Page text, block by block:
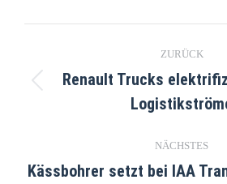
ZURÜCK
Renault Trucks
NÄCHSTES
Kässbohrer setzt bei IAA